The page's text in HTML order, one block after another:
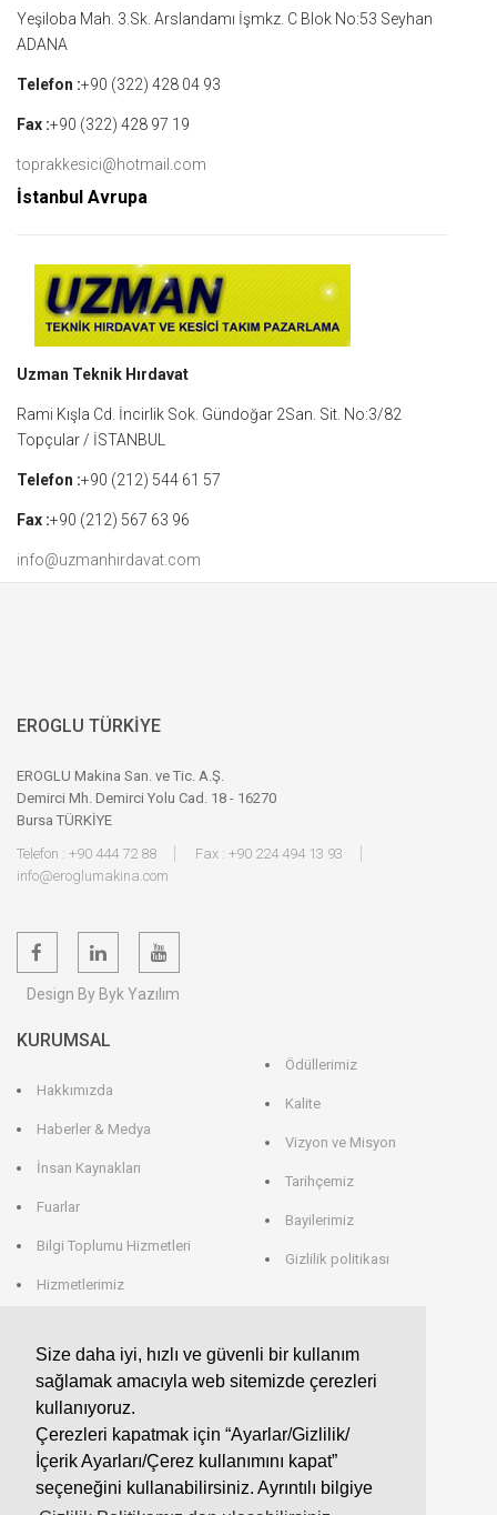
Size daha iyi, hızlı ve güvenli bir kullanım
sağlamak amacıyla web sitemizde çerezleri
kullanıyoruz.
Çerezleri kapatmak için “Ayarlar/Gizlilik/
İçerik Ayarları/Çerez kullanımını kapat”
seçeneğini kullanabilirsiniz. Ayrıntılı bilgiye
Yeşiloba Mah. 3.Sk. Arslandamı İşmkz. C Blok No:53 Seyhan
ADANA
Telefon :+90 (322) 428 04 93
Fax :+90 (322) 428 97 19
toprakkesici@hotmail.com
İstanbul Avrupa
Uzman Teknik Hırdavat
Rami Kışla Cd. İncirlik Sok. Gündoğar 2San. Sit. No:3/82
Topçular / İSTANBUL
Telefon :+90 (212) 544 61 57
Fax :+90 (212) 567 63 96
info@uzmanhirdavat.com
EROGLU TÜRKİYE
EROGLU Makina San. ve Tic. A.Ş.
Demirci Mh. Demirci Yolu Cad. 18 - 16270
Bursa TÜRKİYE
Telefon : +90 444 72 88
Fax : +90 224 494 13 93
info@eroglumakina.com
Design By Byk Yazılım
KURUMSAL
Hakkımızda
Haberler & Medya
İnsan Kaynakları
Fuarlar
Bilgi Toplumu Hizmetleri
Hizmetlerimiz
Ödüllerimiz
Kalite
Vizyon ve Misyon
Tarihçemiz
Bayilerimiz
Gizlilik politikası
EROGLU ALMANYA
EROGLU Präzisionswerkzeuge GmbH
Heerweg 9 - 72116 Mössingen
GERMANY